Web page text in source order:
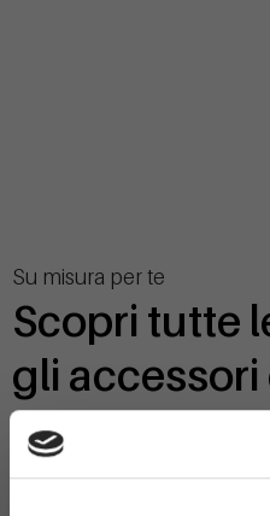
Su misura per te
Scopri tutte
gli